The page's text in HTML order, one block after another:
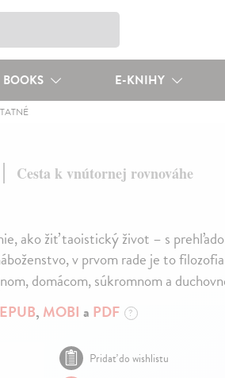
BOOKS E-KNIHY
Cesta k vnútornej rovnováhe
ako žiť taoistický život – s
v prvom rade je to
domácom, súkromnom a
EPUB, MOBI a PDF ?
Pridať do wishlistu